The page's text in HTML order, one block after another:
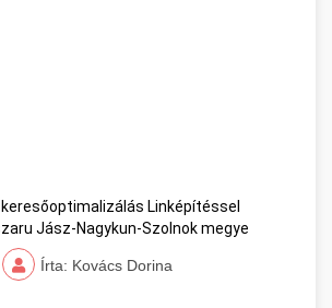
Linképítéssel
Jász-Nagykun-Szolnok megye
Írta: Kovács Dorina